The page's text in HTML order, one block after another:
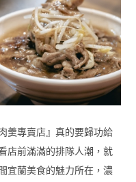
羹專賣店』真的要歸功給
店前滿滿的排隊人潮，就
宜蘭美食的魅力所在，濃